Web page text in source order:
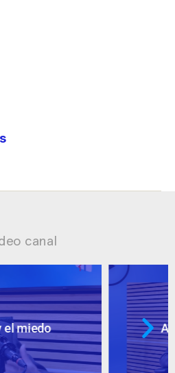
canal
cuestionables